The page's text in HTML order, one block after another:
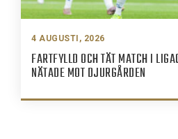
4 AUGUSTI, 2026
FARTFYLLD OCH TÄT MATCH I
NÄTADE MOT DJURGÅRDEN